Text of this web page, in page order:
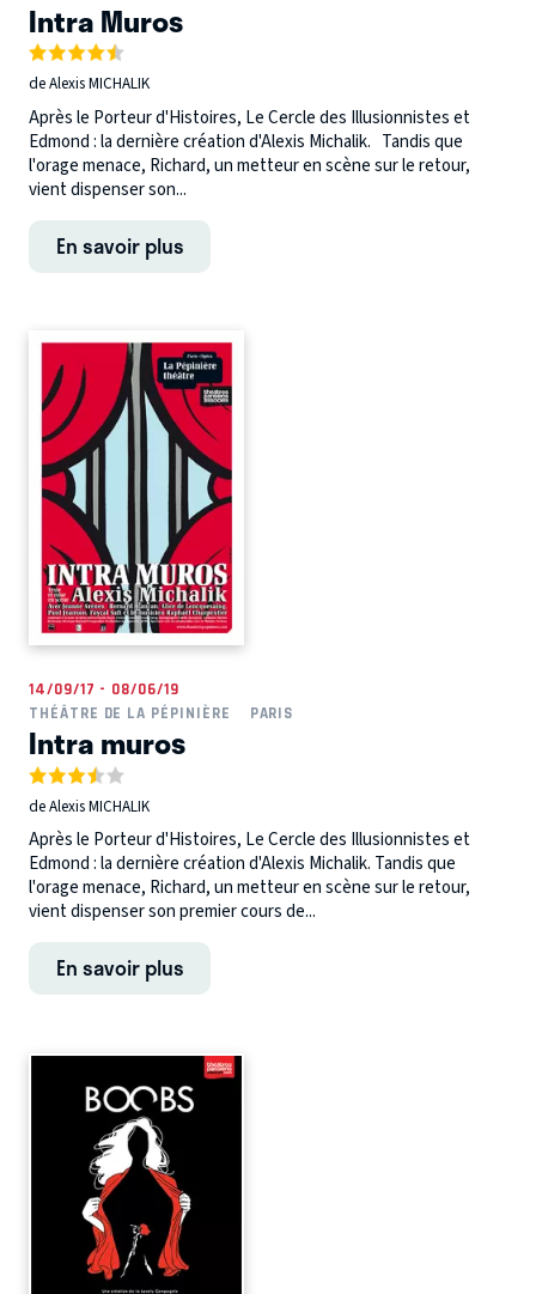
Intra Muros
de Alexis MICHALIK
Après le Porteur d'Histoires, Le Cercle des Illusionnistes et
Edmond : la dernière création d'Alexis Michalik. Tandis que
l'orage menace, Richard, un metteur en scène sur le retour,
vient dispenser son...
En savoir plus
14/09/17 - 08/06/19
THÉÂTRE DE LA PÉPINIÈRE
PARIS
Intra muros
de Alexis MICHALIK
Après le Porteur d'Histoires, Le Cercle des Illusionnistes et
Edmond : la dernière création d'Alexis Michalik. Tandis que
l'orage menace, Richard, un metteur en scène sur le retour,
vient dispenser son premier cours de...
En savoir plus